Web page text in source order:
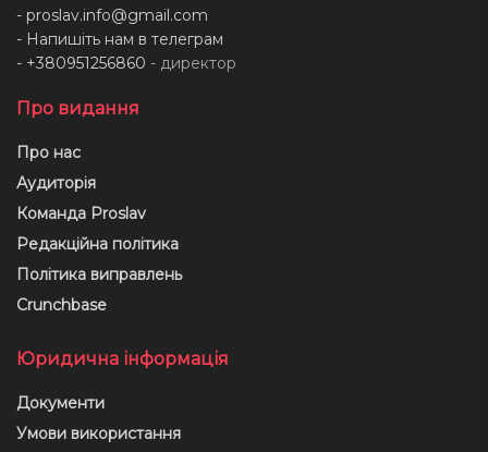
- proslav.info@gmail.com
- Напишіть нам в телеграм
- +380951256860 - директор
Про видання
Про нас
Аудиторія
Команда Proslav
Редакційна політика
Політика виправлень
Crunchbase
Юридична інформація
Документи
Умови використання